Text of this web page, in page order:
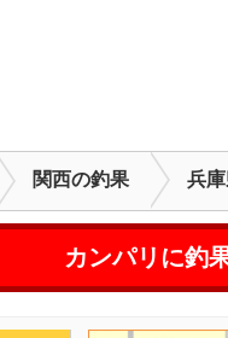
関西の釣果 兵
カンパリに釣